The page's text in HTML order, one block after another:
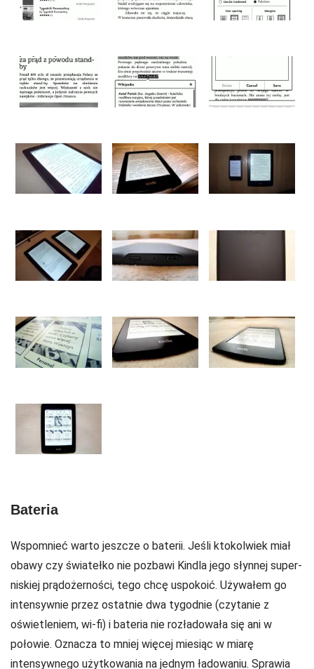
Bateria
Wspomnieć warto jeszcze o baterii. Jeśli ktokolwiek miał
obawy czy światełko nie pozbawi Kindla jego słynnej super-
niskiej prądożerności, tego chcę uspokoić. Używałem go
intensywnie przez ostatnie dwa tygodnie (czytanie z
oświetleniem, wi-fi) i bateria nie rozładowała się ani w
połowie. Oznacza to mniej więcej miesiąc w miarę
intensywnego użytkowania na jednym ładowaniu. Sprawia